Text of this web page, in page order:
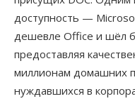
доступность —
дешевле Office и шёл
предоставляя
миллионам домашних
нуждавшихся в